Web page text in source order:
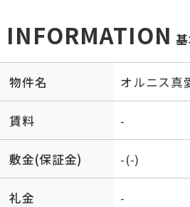
INFORMATION
物件名 オルニス真
賃料 -
敷金(保証金) -(-)
礼金 -